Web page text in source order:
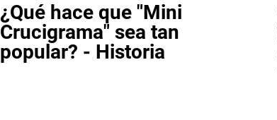
¿Qué hace que "Mini
Crucigrama" sea tan
popular? - Historia